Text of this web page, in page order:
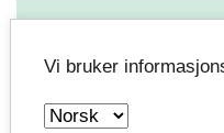
Samferdsel,
Vi bruker